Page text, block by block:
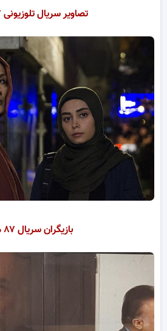
تصاویر سریال تلوزیونی ۸۷ متر
بازیگران سریال ۸۷ متر